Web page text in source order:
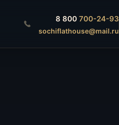
8 800700-24-93
sochiflathouse@mail.ru